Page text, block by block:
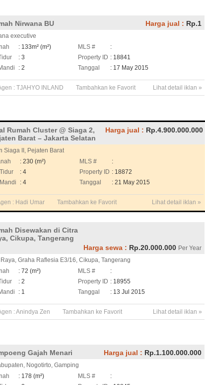
Nirwana BU Harga jual : Rp.1
executive
: 133m² (m²)
: 3
: 2
MLS #
:
Property ID : 18841
Tanggal
: 17 May 2015
: TJAHYO INLAND Lihat detail iklan »
Tambahkan ke Favorit
Rumah Cluster @ Siaga 2,
Barat – Jakarta Selatan
Harga jual : Rp.4.900.000.000
Siaga II, Pejaten Barat
: 230 (m²)
: 4
: 4
MLS #
:
Property ID : 18872
Tanggal
: 21 May 2015
: Hadi Umar Lihat detail iklan »
Tambahkan ke Favorit
Disewakan di Citra
Cikupa, Tangerang
Harga sewa : Rp.20.000.000 Per Year
Graha Raflesia E3/16, Cikupa, Tangerang
: 72 (m²)
: 2
: 1
MLS #
:
Property ID : 18955
Tanggal
: 13 Jul 2015
:Anindya Zen Lihat detail iklan »
Tambahkan ke Favorit
Gajah Menari Harga jual : Rp.1.100.000.000
Nogotirto, Gamping
: 178 (m²)
MLS #
: